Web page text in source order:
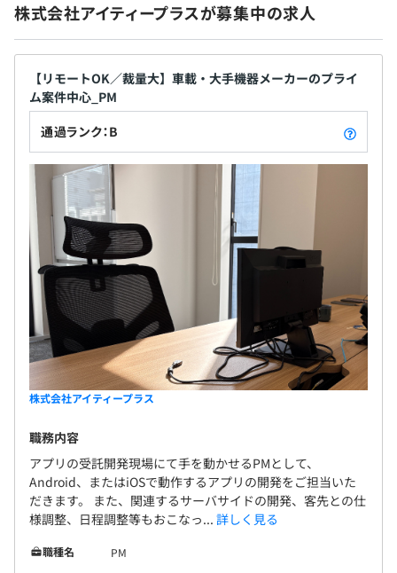
株式会社アイティープラスが募集中の求人
【リモートOK／裁量大】車載・大手機器メーカーのプライ
ム案件中心_PM
通過ランク：B
株式会社アイティープラス
職務内容
アプリの受託開発現場にて手を動かせるPMとして、
Android、またはiOSで動作するアプリの開発をご担当いた
だきます。 また、関連するサーバサイドの開発、客先との仕
様調整、日程調整等もおこなっ... 詳しく見る
職種名
PM